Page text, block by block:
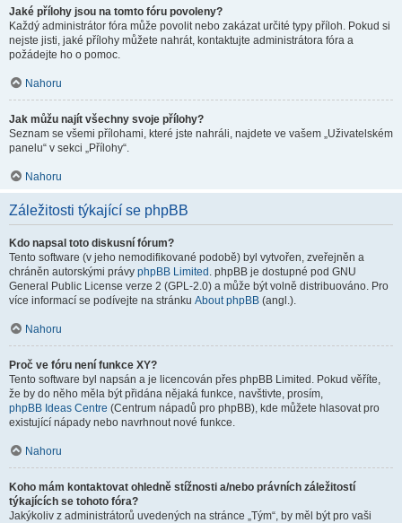
Jaké přílohy jsou na tomto fóru povoleny?
Každý administrátor fóra může povolit nebo zakázat určité typy příloh. Pokud si
nejste jisti, jaké přílohy můžete nahrát, kontaktujte administrátora fóra a
požádejte ho o pomoc.
Nahoru
Jak můžu najít všechny svoje přílohy?
Seznam se všemi přílohami, které jste nahráli, najdete ve vašem „Uživatelském
panelu“ v sekci „Přílohy“.
Nahoru
Záležitosti týkající se phpBB
Kdo napsal toto diskusní fórum?
Tento software (v jeho nemodifikované podobě) byl vytvořen, zveřejněn a
chráněn autorskými právy phpBB Limited . phpBB je dostupné pod GNU
General Public License verze 2 (GPL-2.0) a může být volně distribuováno. Pro
více informací se podívejte na stránku About phpBB (angl.).
Nahoru
Proč ve fóru není funkce XY?
Tento software byl napsán a je licencován přes phpBB Limited. Pokud věříte,
že by do něho měla být přidána nějaká funkce, navštivte, prosím,
phpBB Ideas Centre (Centrum nápadů pro phpBB), kde můžete hlasovat pro
existující nápady nebo navrhnout nové funkce.
Nahoru
Koho mám kontaktovat ohledně stížnosti a/nebo právních záležitostí
týkajících se tohoto fóra?
Jakýkoliv z administrátorů uvedených na stránce „Tým“, by měl být pro vaši